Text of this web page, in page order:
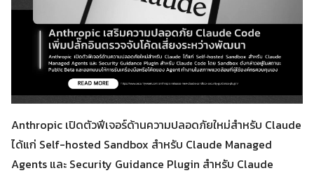
Anthropic เปิดตัวฟีเจอร์ด้านความปลอดภัยใหม่สำหรับ Claude
ได้แก่ Self-hosted Sandbox สำหรับ Claude Managed
Agents และ Security Guidance Plugin สำหรับ Claude